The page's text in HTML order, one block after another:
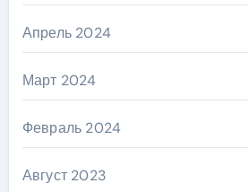
Апрель 2024
Март 2024
Февраль 2024
Август 2023